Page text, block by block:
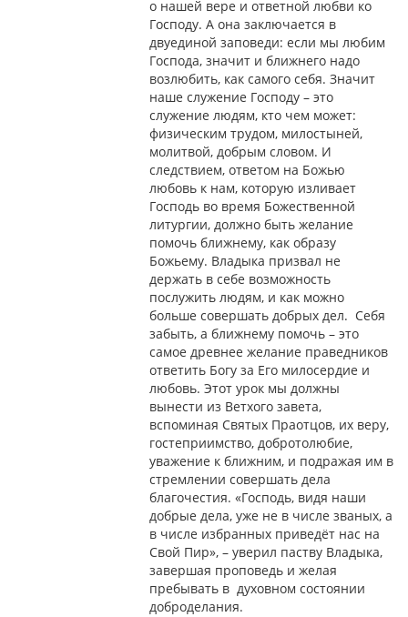
о нашей вере и ответной любви ко
Господу. А она заключается в
двуединой заповеди: если мы любим
Господа, значит и ближнего надо
возлюбить, как самого себя. Значит
наше служение Господу – это
служение людям, кто чем может:
физическим трудом, милостыней,
молитвой, добрым словом. И
следствием, ответом на Божью
любовь к нам, которую изливает
Господь во время Божественной
литургии, должно быть желание
помочь ближнему, как образу
Божьему. Владыка призвал не
держать в себе возможность
послужить людям, и как можно
больше совершать добрых дел. Себя
забыть, а ближнему помочь – это
самое древнее желание праведников
ответить Богу за Его милосердие и
любовь. Этот урок мы должны
вынести из Ветхого завета,
вспоминая Святых Праотцов, их веру,
гостеприимство, добротолюбие,
уважение к ближним, и подражая им в
стремлении совершать дела
благочестия. «Господь, видя наши
добрые дела, уже не в числе званых, а
в числе избранных приведёт нас на
Свой Пир», – уверил паству Владыка,
завершая проповедь и желая
пребывать в духовном состоянии
доброделания.